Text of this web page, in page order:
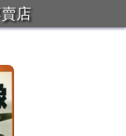
店